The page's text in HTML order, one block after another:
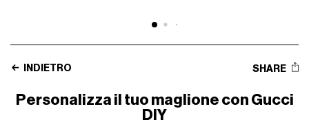
INDIETRO SHARE
Personalizza il tuo maglione con Gucci
DIY